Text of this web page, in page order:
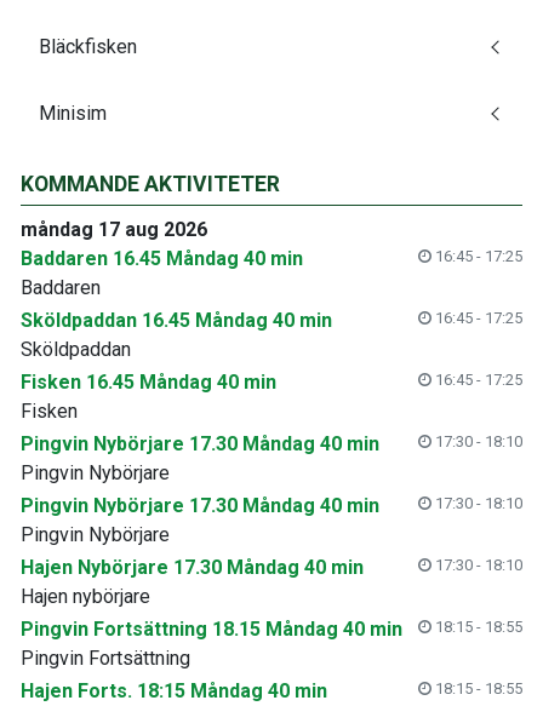
Bläckfisken
Minisim
KOMMANDE AKTIVITETER
måndag 17 aug 2026
Baddaren 16.45 Måndag 40 min
16:45 - 17:25
Baddaren
Sköldpaddan 16.45 Måndag 40 min
16:45 - 17:25
Sköldpaddan
Fisken 16.45 Måndag 40 min
16:45 - 17:25
Fisken
Pingvin Nybörjare 17.30 Måndag 40 min
17:30 - 18:10
Pingvin Nybörjare
Pingvin Nybörjare 17.30 Måndag 40 min
17:30 - 18:10
Pingvin Nybörjare
Hajen Nybörjare 17.30 Måndag 40 min
17:30 - 18:10
Hajen nybörjare
Pingvin Fortsättning 18.15 Måndag 40 min
18:15 - 18:55
Pingvin Fortsättning
Hajen Forts. 18:15 Måndag 40 min
18:15 - 18:55